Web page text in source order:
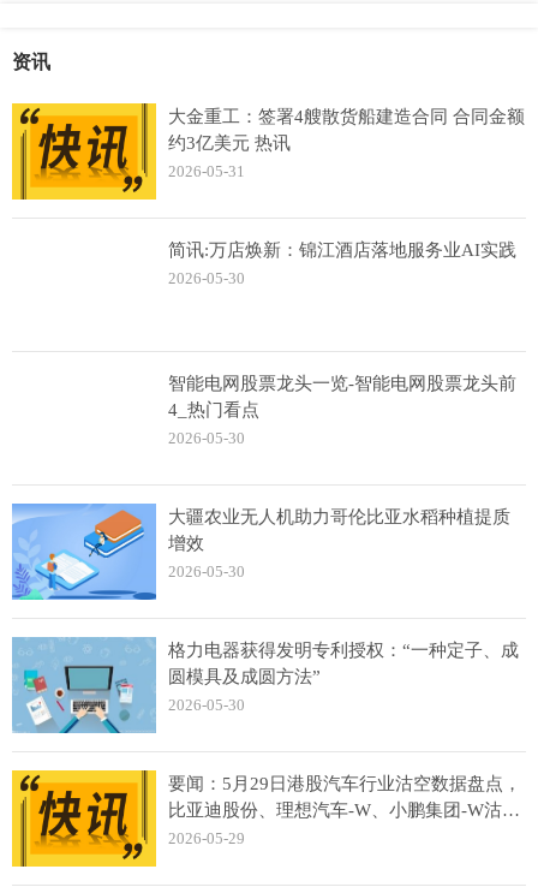
资讯
大金重工：签署4艘散货船建造合同 合同金额
约3亿美元 热讯
2026-05-31
简讯:万店焕新：锦江酒店落地服务业AI实践
2026-05-30
智能电网股票龙头一览-智能电网股票龙头前
4_热门看点
2026-05-30
大疆农业无人机助力哥伦比亚水稻种植提质
增效
2026-05-30
格力电器获得发明专利授权：“一种定子、成
圆模具及成圆方法”
2026-05-30
要闻：5月29日港股汽车行业沽空数据盘点，
比亚迪股份、理想汽车-W、小鹏集团-W沽空
金额位居行业前三
2026-05-29